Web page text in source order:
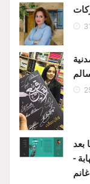
بعد
-